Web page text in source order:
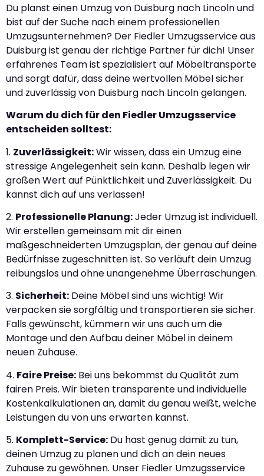
Du planst einen Umzug von Duisburg nach Lincoln und
bist auf der Suche nach einem professionellen
Umzugsunternehmen? Der Fiedler Umzugsservice aus
Duisburg ist genau der richtige Partner für dich! Unser
erfahrenes Team ist spezialisiert auf Möbeltransporte
und sorgt dafür, dass deine wertvollen Möbel sicher
und zuverlässig von Duisburg nach Lincoln gelangen.
Warum du dich für den Fiedler Umzugsservice
entscheiden solltest:
1. Zuverlässigkeit:Wir wissen, dass ein Umzug eine
stressige Angelegenheit sein kann. Deshalb legen wir
großen Wert auf Pünktlichkeit und Zuverlässigkeit. Du
kannst dich auf uns verlassen!
2. Professionelle Planung:Jeder Umzug ist individuell.
Wir erstellen gemeinsam mit dir einen
maßgeschneiderten Umzugsplan, der genau auf deine
Bedürfnisse zugeschnitten ist. So verläuft dein Umzug
reibungslos und ohne unangenehme Überraschungen.
3. Sicherheit: Deine Möbel sind uns wichtig! Wir
verpacken sie sorgfältig und transportieren sie sicher.
Falls gewünscht, kümmern wir uns auch um die
Montage und den Aufbau deiner Möbel in deinem
neuen Zuhause.
4. Faire Preise: Bei uns bekommst du Qualität zum
fairen Preis. Wir bieten transparente und individuelle
Kostenkalkulationen an, damit du genau weißt, welche
Leistungen du von uns erwarten kannst.
5. Komplett-Service: Du hast genug damit zu tun,
deinen Umzug zu planen und dich an dein neues
Zuhause zu gewöhnen. Unser Fiedler Umzugsservice